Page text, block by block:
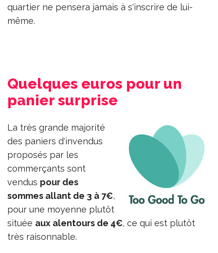
quartier ne pensera jamais à s'inscrire de lui-
même.
Quelques euros pour un
panier surprise
La très grande majorité
des paniers d'invendus
proposés par les
commerçants sont
vendus pour des
sommes allant de 3 à 7€,
pour une moyenne plutôt
située aux alentours de 4€, ce qui est plutôt
très raisonnable.